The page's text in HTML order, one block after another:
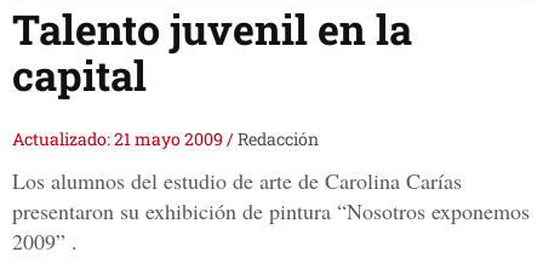
Talento juvenil en la
capital
Actualizado: 21 mayo 2009 /Redacción
Los alumnos del estudio de arte de Carolina Carías
presentaron su exhibición de pintura “Nosotros exponemos
2009” .